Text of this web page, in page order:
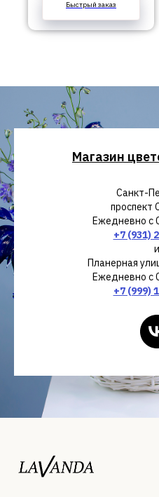
Быстрый заказ
Магазин
Санкт-
проспект
Ежедневно с
+7 (931)
и
Планерная
Ежедневно с
+7 (999)